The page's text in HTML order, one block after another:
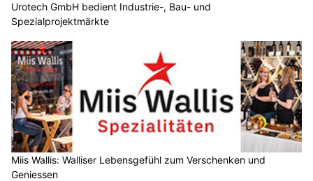
Urotech GmbH bedient Industrie-, Bau- und
Spezialprojektmärkte
Miis Wallis: Walliser Lebensgefühl zum Verschenken und
Geniessen